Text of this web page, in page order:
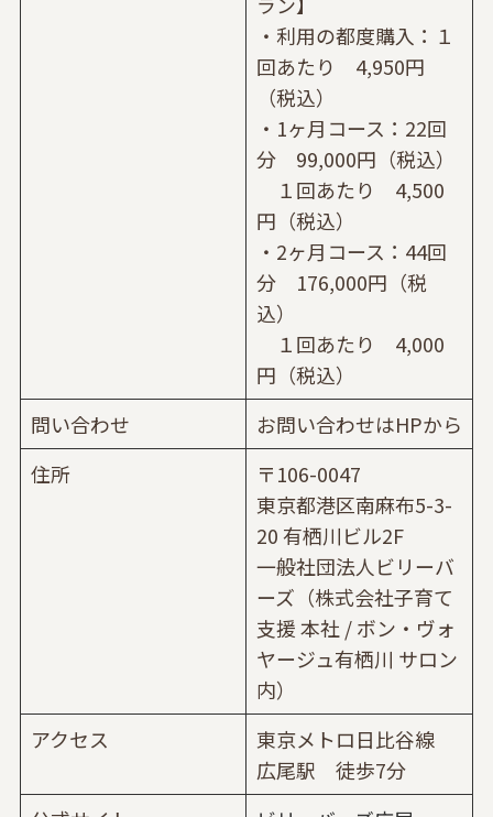
・利用の都度購入：１
回あたり 4,950円
（税込）
・1ヶ月コース：22回
分 99,000円（税込）
１回あたり 4,500
円（税込）
・2ヶ月コース：44回
分 176,000円（税
込）
１回あたり 4,000
円（税込）
問い合わせ
お問い合わせはHPから
住所
〒106-0047
東京都港区南麻布5-3-
20 有栖川ビル2F
一般社団法人ビリーバ
ーズ（株式会社子育て
支援 本社 / ボン・ヴォ
ヤージュ有栖川 サロン
内）
アクセス
東京メトロ日比谷線
広尾駅 徒歩7分